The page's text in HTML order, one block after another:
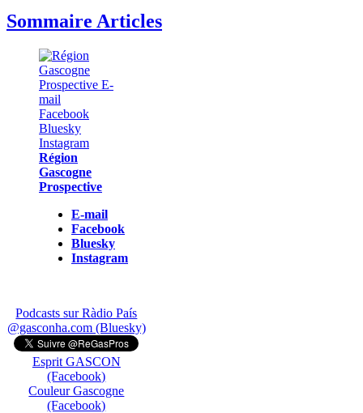
Sommaire Articles
Région
Gascogne
Prospective
E-mail
Facebook
Bluesky
Instagram
Podcasts sur Ràdio País
@gasconha.com (Bluesky)
Esprit GASCON
(Facebook)
Couleur Gascogne
(Facebook)